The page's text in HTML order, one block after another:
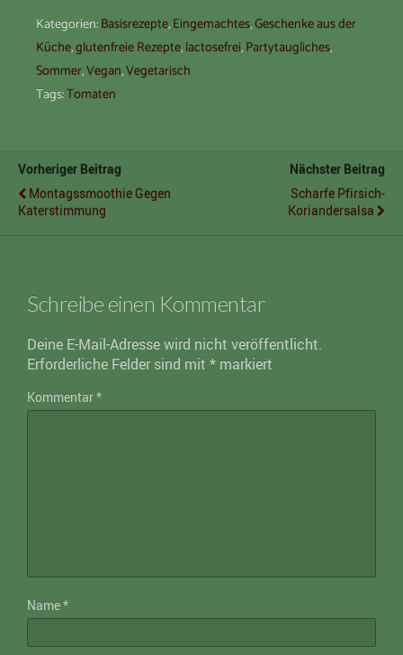
Kategorien:Basisrezepte,Eingemachtes,Geschenke aus der
Küche,glutenfreie Rezepte,lactosefrei,Partytaugliches,
Sommer,Vegan,Vegetarisch
Tags:Tomaten
Vorheriger Beitrag
Montagssmoothie Gegen
Katerstimmung
Nächster Beitrag
Scharfe Pfirsich-
Koriandersalsa
Schreibe einen Kommentar
Deine E-Mail-Adresse wird nicht veröffentlicht.
Erforderliche Felder sind mit * markiert
Kommentar*
Name*